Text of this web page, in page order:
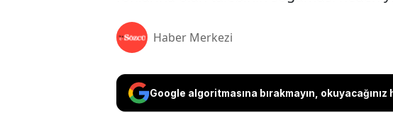
Haber Merkezi
Google algoritmasına bırakmayın,